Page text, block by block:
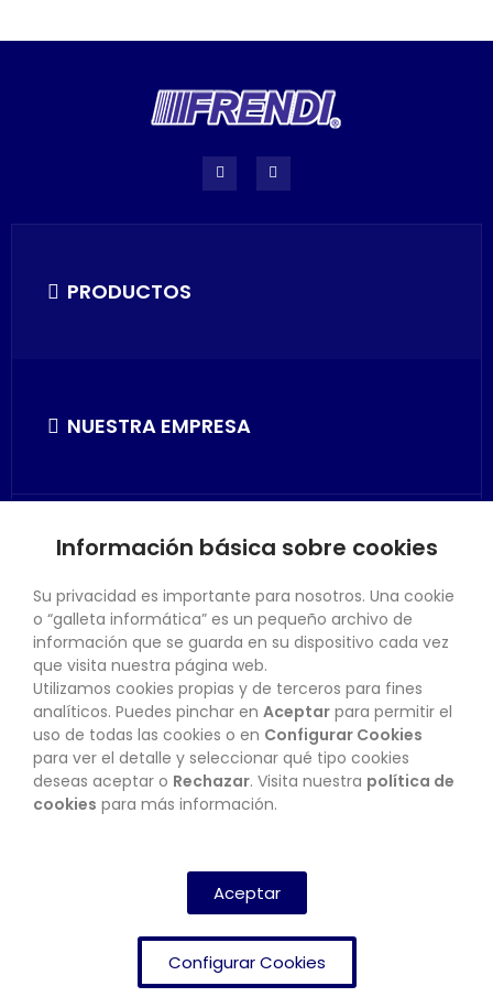
PRODUCTOS
NUESTRA EMPRESA
SU CUENTA
CONTACTO
BOLETÍN
Información básica sobre cookies
Su privacidad es importante para nosotros. Una cookie
o “galleta informática” es un pequeño archivo de
información que se guarda en su dispositivo cada vez
que visita nuestra página web.
Utilizamos cookies propias y de terceros para fines
analíticos. Puedes pinchar en Aceptar para permitir el
uso de todas las cookies o en Configurar Cookies
para ver el detalle y seleccionar qué tipo cookies
deseas aceptar o Rechazar. Visita nuestra política de
cookies para más información.
Aceptar
Configurar Cookies